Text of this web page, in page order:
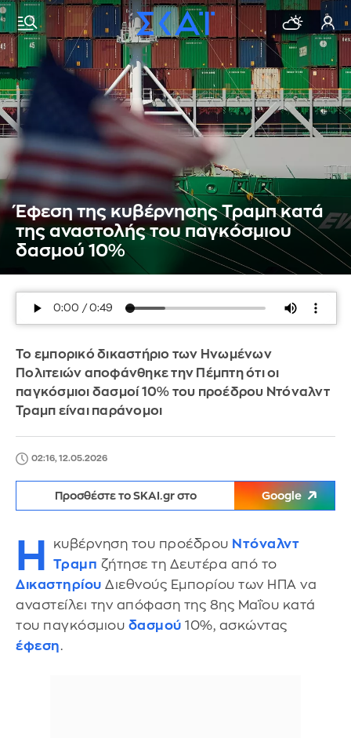
Έφεση της κυβέρνησης Τραμπ κατά
της αναστολής του παγκόσμιου
δασμού 10%
Το εμπορικό δικαστήριο των Ηνωμένων
Πολιτειών αποφάνθηκε την Πέμπτη ότι οι
παγκόσμιοι δασμοί 10% του προέδρου Ντόναλντ
Τραμπ είναι παράνομοι
02:16, 12.05.2026
Προσθέστε το SKAI.gr στο Google
Η κυβέρνηση του προέδρου Ντόναλντ
Τραμπ ζήτησε τη Δευτέρα από το
Δικαστηρίου Διεθνούς Εμπορίου των ΗΠΑ να
αναστείλει την απόφαση της 8ης Μαΐου κατά
του παγκόσμιου δασμού 10%, ασκώντας
έφεση.